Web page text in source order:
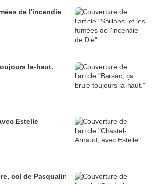
de l'incendie
la-haut.
Estelle
col de Pasqualin